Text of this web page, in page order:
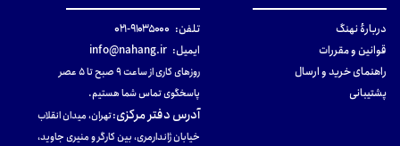
دربارهٔ نهنگ
قوانین و مقررات
راهنمای خرید و ارسال
پشتیبانی
تلفن: ۹۱۰۳۵۰۰۰-۰۲۱
ایمیل: info@nahang.ir
روزهای کاری از ساعت ۹ صبح تا ۵ عصر
پاسخگوی تماس شما هستیم.
آدرس دفتر مرکزی:تهران، میدان انقلاب
خیابان ژاندارمری، بین کارگر و منیری جاوید،